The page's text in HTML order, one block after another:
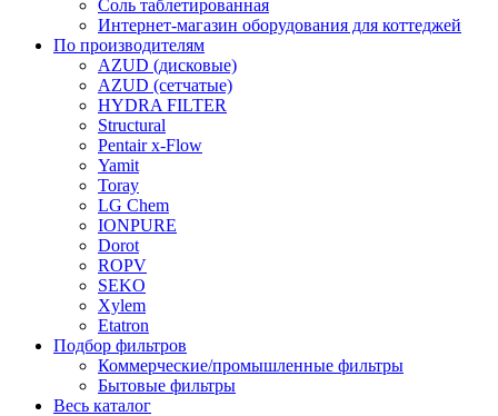
Соль таблетированная
Интернет-магазин оборудования для коттеджей
По производителям
AZUD (дисковые)
AZUD (сетчатые)
HYDRA FILTER
Structural
Pentair x-Flow
Yamit
Toray
LG Chem
IONPURE
Dorot
ROPV
SEKO
Xylem
Etatron
Подбор фильтров
Коммерческие/промышленные фильтры
Бытовые фильтры
Весь каталог